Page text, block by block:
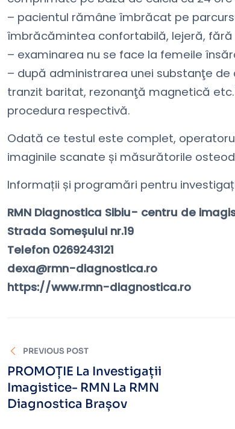
– pacientul rămâne îmbrăcat pe
îmbrăcămintea confortabilă, lejeră,
– examinarea nu se face la femeile
– după administrarea unei substanţe
tranzit baritat, rezonanţă magnetică
procedura respectivă.
Odată ce testul este complet,
imaginile scanate și măsurătorile
Informații și programări pentru
RMN Diagnostica Sibiu- centru de
Strada Someșului nr.19
Telefon 0269243121
dexa@rmn-diagnostica.ro
https://www.rmn-diagnostica.ro
PREVIOUS POST
PROMOȚIE La Investigații
Imagistice- RMN La RMN
Diagnostica Brașov